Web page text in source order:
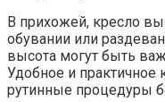
В прихожей, кресло
обувании или
высота могут быть
Удобное и практичное
рутинные процедуры